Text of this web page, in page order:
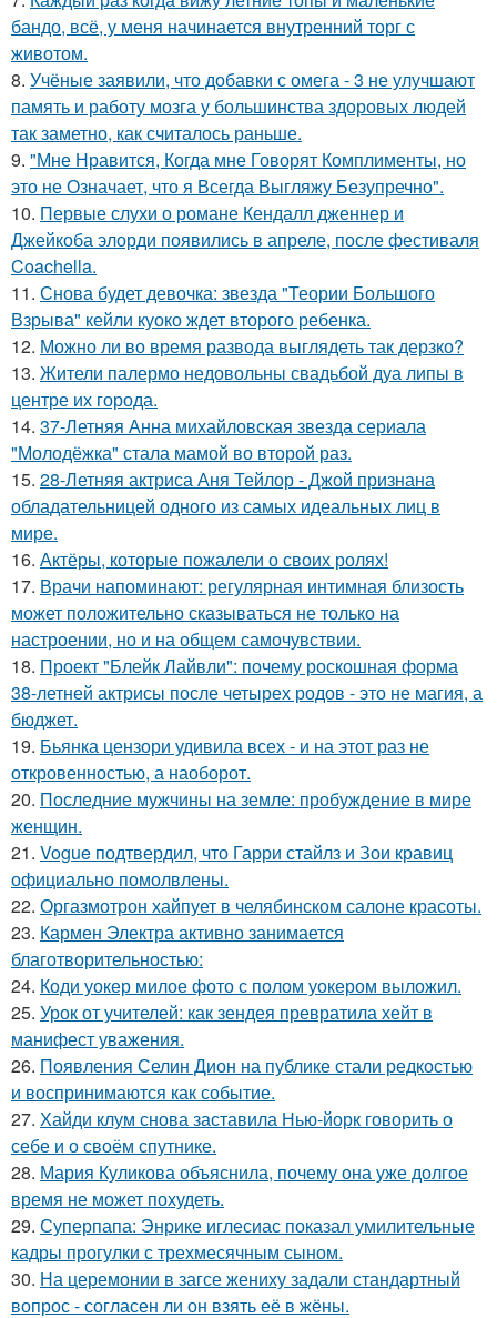
бандо, всё, у меня начинается внутренний торг с
животом.
8. Учёные заявили, что добавки с омега - 3 не улучшают
память и работу мозга у большинства здоровых людей
так заметно, как считалось раньше.
9. "Мне Нравится, Когда мне Говорят Комплименты, но
это не Означает, что я Всегда Выгляжу Безупречно".
10. Первые слухи о романе Кендалл дженнер и
Джейкоба элорди появились в апреле, после фестиваля
Coachella.
11. Снова будет девочка: звезда "Теории Большого
Взрыва" кейли куоко ждет второго ребенка.
12. Можно ли во время развода выглядеть так дерзко?
13. Жители палермо недовольны свадьбой дуа липы в
центре их города.
14. 37-Летняя Анна михайловская звезда сериала
"Молодёжка" стала мамой во второй раз.
15. 28-Летняя актриса Аня Тейлор - Джой признана
обладательницей одного из самых идеальных лиц в
мире.
16. Актёры, которые пожалели о своих ролях!
17. Врачи напоминают: регулярная интимная близость
может положительно сказываться не только на
настроении, но и на общем самочувствии.
18. Проект "Блейк Лайвли": почему роскошная форма
38-летней актрисы после четырех родов - это не магия, а
бюджет.
19. Бьянка цензори удивила всех - и на этот раз не
откровенностью, а наоборот.
20. Последние мужчины на земле: пробуждение в мире
женщин.
21. Vogue подтвердил, что Гарри стайлз и Зои кравиц
официально помолвлены.
22. Оргазмотрон хайпует в челябинском салоне красоты.
23. Кармен Электра активно занимается
благотворительностью:
24. Коди уокер милое фото с полом уокером выложил.
25. Урок от учителей: как зендея превратила хейт в
манифест уважения.
26. Появления Селин Дион на публике стали редкостью
и воспринимаются как событие.
27. Хайди клум снова заставила Нью-йорк говорить о
себе и о своём спутнике.
28. Мария Куликова объяснила, почему она уже долгое
время не может похудеть.
29. Суперпапа: Энрике иглесиас показал умилительные
кадры прогулки с трехмесячным сыном.
30. На церемонии в загсе жениху задали стандартный
вопрос - согласен ли он взять её в жёны.